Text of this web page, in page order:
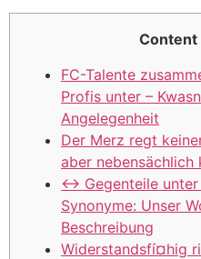
Content
FC-Talente
Profis unter –
Angelegenheit
Der Merz regt
aber nebensächlich
↔ Gegenteile unter
Synonyme: Unser
Beschreibung
Widerstandsfí¤hig